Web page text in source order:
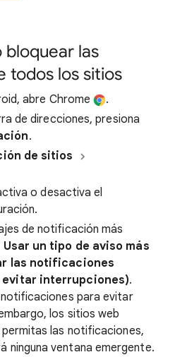
las
todos los sitios
abre Chrome
.
de direcciones, presiona
.
de sitios
o desactiva el
de notificación más
Usar un tipo de aviso más
las notificaciones
evitar interrupciones).
para evitar
los sitios web
las notificaciones,
ninguna ventana emergente.